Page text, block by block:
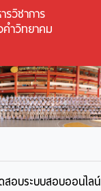
รวิชาการ
คำวิทยาคม
สอบระบบสอบออนไลน์